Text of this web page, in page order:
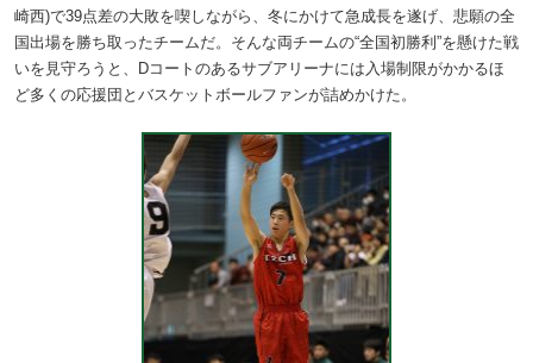
崎西)で39点差の大敗を喫しながら、冬にかけて急成長を遂げ、悲願の全
国出場を勝ち取ったチームだ。そんな両チームの“全国初勝利”を懸けた戦
いを見守ろうと、Dコートのあるサブアリーナには入場制限がかかるほ
ど多くの応援団とバスケットボールファンが詰めかけた。